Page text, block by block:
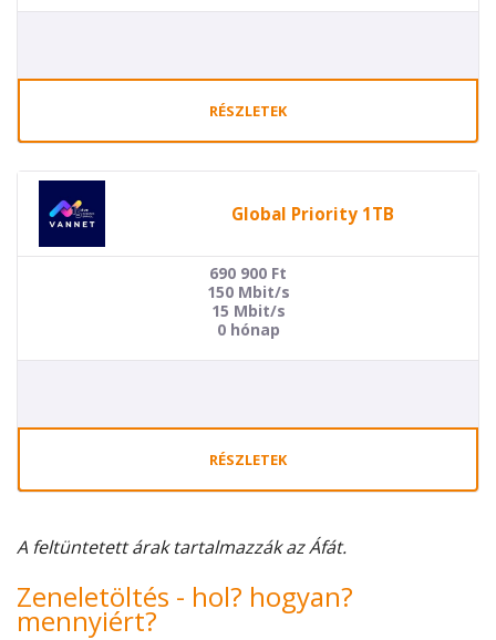
RÉSZLETEK
Global Priority 1TB
690 900 Ft
150 Mbit/s
15 Mbit/s
0 hónap
RÉSZLETEK
A feltüntetett árak tartalmazzák az Áfát.
Zeneletöltés - hol? hogyan?
mennyiért?